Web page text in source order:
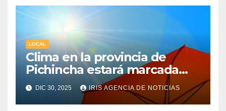
LOCAL
Clima en la provincia de
Pichincha estará marcada
por una fuerte radiación UV
DIC 30, 2025 IRIS AGENCIA DE NOTICIAS